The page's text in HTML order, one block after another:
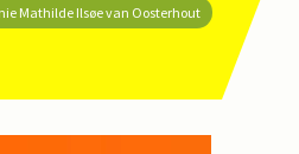
Mathilde Ilsøe van Oosterhout